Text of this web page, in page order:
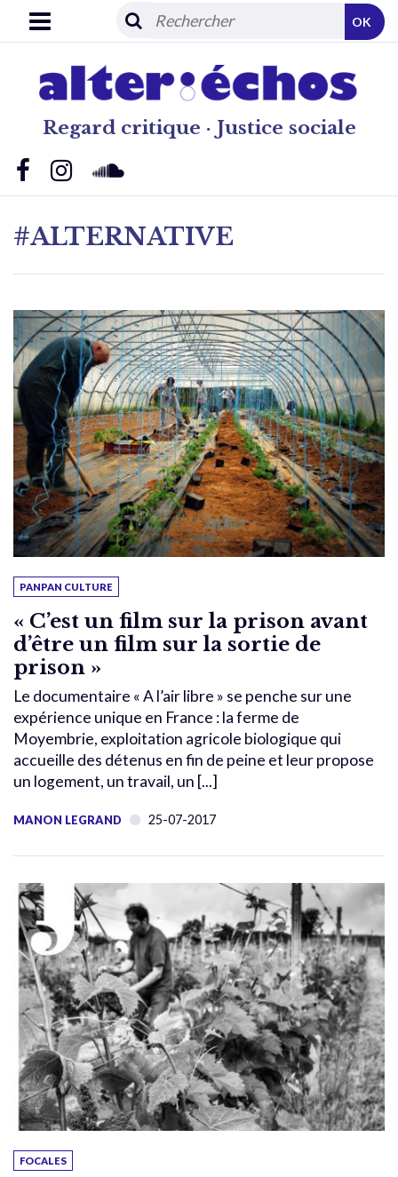
Regard critique · Justice sociale
OK
#ALTERNATIVE
PANPAN CULTURE
« C’est un film sur la prison avant
d’être un film sur la sortie de
prison »
Le documentaire « A l’air libre » se penche sur une
expérience unique en France : la ferme de
Moyembrie, exploitation agricole biologique qui
accueille des détenus en fin de peine et leur propose
un logement, un travail, un [...]
MANON LEGRAND 25-07-2017
FOCALES